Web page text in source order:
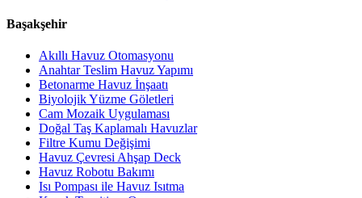
Başakşehir
Akıllı Havuz Otomasyonu
Anahtar Teslim Havuz Yapımı
Betonarme Havuz İnşaatı
Biyolojik Yüzme Göletleri
Cam Mozaik Uygulaması
Doğal Taş Kaplamalı Havuzlar
Filtre Kumu Değişimi
Havuz Çevresi Ahşap Deck
Havuz Robotu Bakımı
Isı Pompası ile Havuz Isıtma